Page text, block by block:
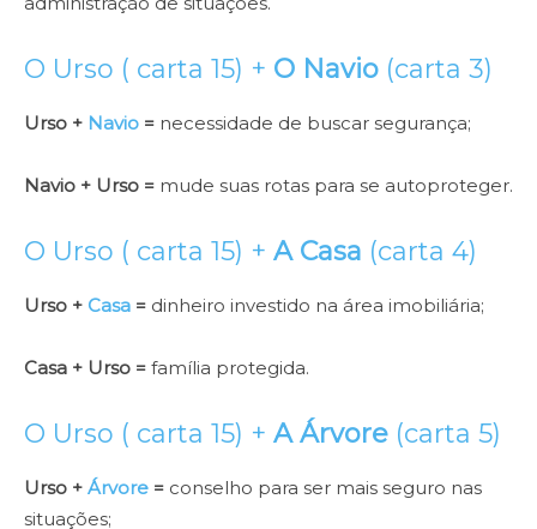
O Urso ( carta 15) + O Navio (carta 3)
Urso + Navio = necessidade de buscar segurança;
Navio + Urso = mude suas rotas para se autoproteger.
O Urso ( carta 15) + A Casa (carta 4)
Urso + Casa = dinheiro investido na área imobiliária;
Casa + Urso = família protegida.
O Urso ( carta 15) + A Árvore (carta 5)
Urso + Árvore = conselho para ser mais seguro nas
situações;